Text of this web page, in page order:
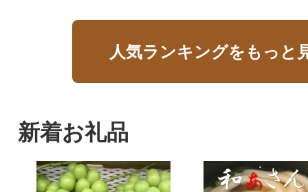
人気ランキングをもっと
新着お礼品